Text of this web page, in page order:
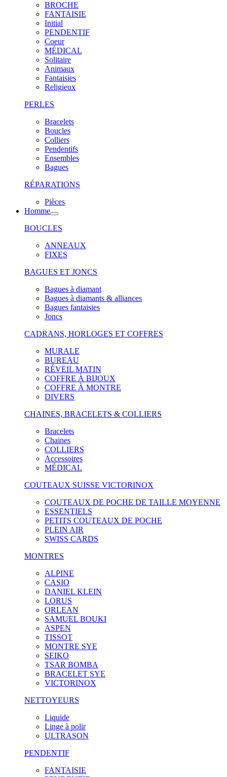
BROCHE
FANTAISIE
Initial
PENDENTIF
Coeur
MÉDICAL
Solitaire
Animaux
Fantaisies
Religieux
PERLES
Bracelets
Boucles
Colliers
Pendentifs
Ensembles
Bagues
RÉPARATIONS
Pièces
Homme
BOUCLES
ANNEAUX
FIXES
BAGUES ET JONCS
Bagues à diamant
Bagues à diamants & alliances
Bagues fantaisies
Joncs
CADRANS, HORLOGES ET COFFRES
MURALE
BUREAU
RÉVEIL MATIN
COFFRE À BIJOUX
COFFRE À MONTRE
DIVERS
CHAINES, BRACELETS & COLLIERS
Bracelets
Chaines
COLLIERS
Accessoires
MÉDICAL
COUTEAUX SUISSE VICTORINOX
COUTEAUX DE POCHE DE TAILLE MOYENNE
ESSENTIELS
PETITS COUTEAUX DE POCHE
PLEIN AIR
SWISS CARDS
MONTRES
ALPINE
CASIO
DANIEL KLEIN
LORUS
ORLEAN
SAMUEL BOUKI
ASPEN
TISSOT
MONTRE SYE
SEIKO
TSAR BOMBA
BRACELET SYE
VICTORINOX
NETTOYEURS
Liquide
Linge à polir
ULTRASON
PENDENTIF
FANTAISIE